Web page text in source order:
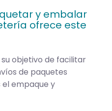
y embalar
ofrece este
objetivo de facilitar
de paquetes
el empaque y